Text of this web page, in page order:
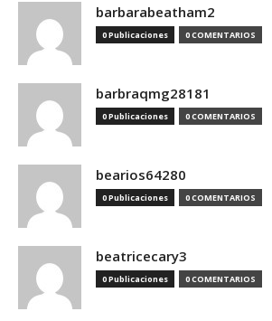
barbarabeatham2
0 Publicaciones 0 COMENTARIOS
barbraqmg28181
0 Publicaciones 0 COMENTARIOS
bearios64280
0 Publicaciones 0 COMENTARIOS
beatricecary3
0 Publicaciones 0 COMENTARIOS